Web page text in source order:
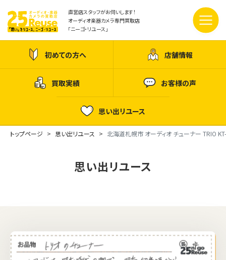
直営店スタッフがお伺いします！
オーディオ楽器カメラ専門買取店
「ニーゴ・リユース」
初めての方へ 店舗情報
買取実績 お客様の声
思い出リユース
トップページ 思い出リユース 北海道札幌市 オーディオ チューナー TRIO
思い出リユース